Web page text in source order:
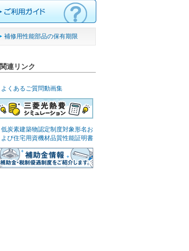
補修用性能部品の保有期限
関連リンク
よくあるご質問動画集
低炭素建築物認定制度対象形名お
よび住宅用資機材品質性能証明書